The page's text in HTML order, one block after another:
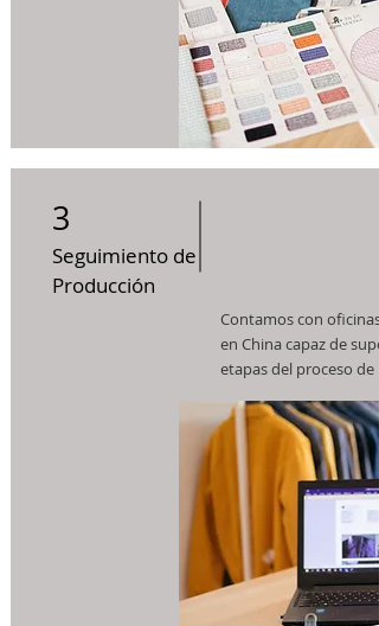
3
Seguimiento de
Producción
Contamos con
en China capaz de
etapas del proceso de